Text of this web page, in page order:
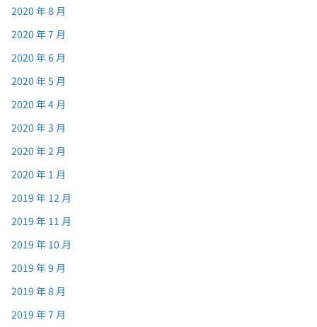
2020 年 8 月
2020 年 7 月
2020 年 6 月
2020 年 5 月
2020 年 4 月
2020 年 3 月
2020 年 2 月
2020 年 1 月
2019 年 12 月
2019 年 11 月
2019 年 10 月
2019 年 9 月
2019 年 8 月
2019 年 7 月